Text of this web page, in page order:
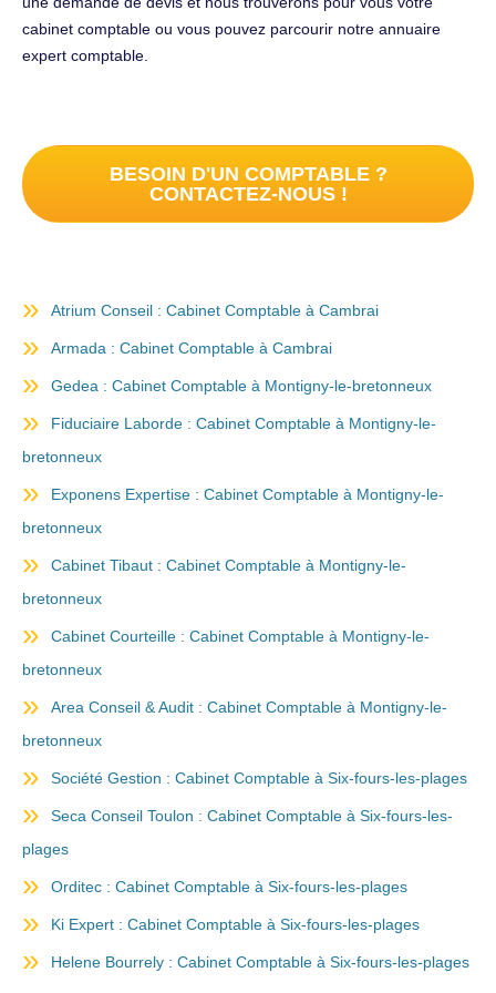
cabinet comptable ou vous pouvez parcourir notre annuaire
expert comptable.
BESOIN D'UN COMPTABLE ?
CONTACTEZ-NOUS !
Atrium Conseil : Cabinet Comptable à Cambrai
Armada : Cabinet Comptable à Cambrai
Gedea : Cabinet Comptable à Montigny-le-bretonneux
Fiduciaire Laborde : Cabinet Comptable à Montigny-le-
bretonneux
Exponens Expertise : Cabinet Comptable à Montigny-le-
bretonneux
Cabinet Tibaut : Cabinet Comptable à Montigny-le-
bretonneux
Cabinet Courteille : Cabinet Comptable à Montigny-le-
bretonneux
Area Conseil & Audit : Cabinet Comptable à Montigny-le-
bretonneux
Société Gestion : Cabinet Comptable à Six-fours-les-plages
Seca Conseil Toulon : Cabinet Comptable à Six-fours-les-
plages
Orditec : Cabinet Comptable à Six-fours-les-plages
Ki Expert : Cabinet Comptable à Six-fours-les-plages
Helene Bourrely : Cabinet Comptable à Six-fours-les-plages